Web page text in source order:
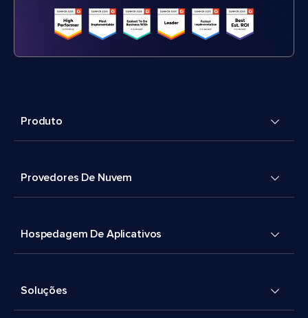
Produto
Provedores De Nuvem
Hospedagem De Aplicativos
Soluções